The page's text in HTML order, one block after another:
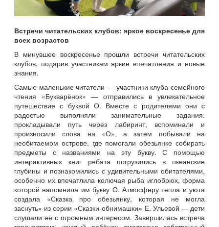
Встречи читательских клубов: яркое воскресенье для
всех возрастов
В минувшее воскресенье прошли встречи читательских
клубов, подарив участникам яркие впечатления и новые
знания.
Самые маленькие читатели — участники клуба семейного
чтения «Букварёнок» — отправились в увлекательное
путешествие с буквой О. Вместе с родителями они с
радостью выполняли занимательные задания:
прокладывали путь через лабиринт, вспоминали и
произносили слова на «О», а затем побывали на
необитаемом острове, где помогали обезьянке собирать
предметы с названиями на эту букву. С помощью
интерактивных книг ребята погрузились в океанские
глубины и познакомились с удивительными обитателями,
особенно их впечатлила колючая рыба иглобрюх, форма
которой напомнила им букву О. Атмосферу тепла и уюта
создала «Сказка про обезьянку, которая не могла
заснуть» из серии «Сказки‑обнимашки» Е. Ульевой — дети
слушали её с огромным интересом. Завершилась встреча